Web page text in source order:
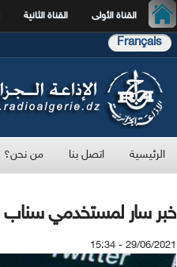
القناة الأولى القناة الثانية
Français
الرئيسية اتصل بنا من نحن؟
خبر سار لمستخدمي
29/06/2021 - 15:34